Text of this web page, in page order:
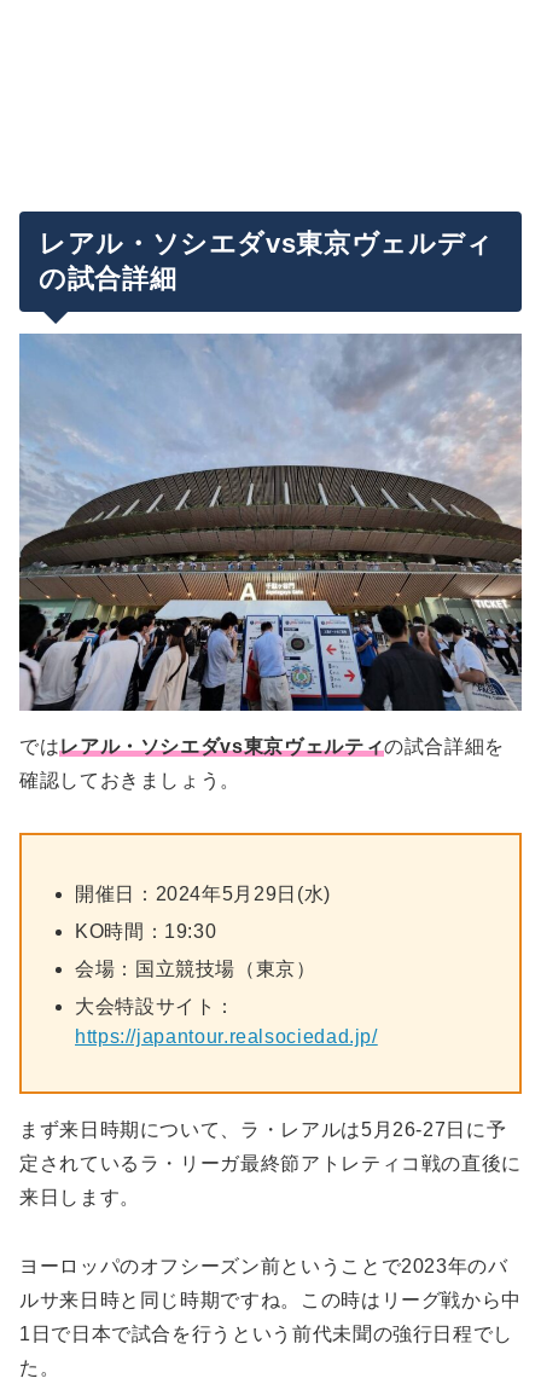
レアル・ソシエダvs東京ヴェルディ
の試合詳細
ではレアル・ソシエダvs東京ヴェルティの試合詳細を
確認しておきましょう。
開催日：2024年5月29日(水)
KO時間：19:30
会場：国立競技場（東京）
大会特設サイト：
https://japantour.realsociedad.jp/
まず来日時期について、ラ・レアルは5月26-27日に予
定されているラ・リーガ最終節アトレティコ戦の直後に
来日します。
ヨーロッパのオフシーズン前ということで2023年のバ
ルサ来日時と同じ時期ですね。この時はリーグ戦から中
1日で日本で試合を行うという前代未聞の強行日程でし
た。